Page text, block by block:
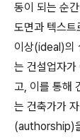
동이 되는 순
도면과 텍스트
이상(ideal)의
는 건설업자
고, 이를 통해
는 건축가가
(authorship)